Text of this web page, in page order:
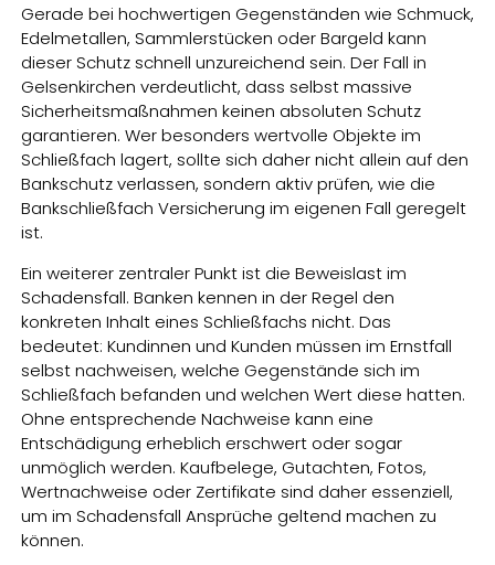
Gerade bei hochwertigen Gegenständen wie Schmuck,
Edelmetallen, Sammlerstücken oder Bargeld kann
dieser Schutz schnell unzureichend sein. Der Fall in
Gelsenkirchen verdeutlicht, dass selbst massive
Sicherheitsmaßnahmen keinen absoluten Schutz
garantieren. Wer besonders wertvolle Objekte im
Schließfach lagert, sollte sich daher nicht allein auf den
Bankschutz verlassen, sondern aktiv prüfen, wie die
Bankschließfach Versicherung im eigenen Fall geregelt
ist.
Ein weiterer zentraler Punkt ist die Beweislast im
Schadensfall. Banken kennen in der Regel den
konkreten Inhalt eines Schließfachs nicht. Das
bedeutet: Kundinnen und Kunden müssen im Ernstfall
selbst nachweisen, welche Gegenstände sich im
Schließfach befanden und welchen Wert diese hatten.
Ohne entsprechende Nachweise kann eine
Entschädigung erheblich erschwert oder sogar
unmöglich werden. Kaufbelege, Gutachten, Fotos,
Wertnachweise oder Zertifikate sind daher essenziell,
um im Schadensfall Ansprüche geltend machen zu
können.